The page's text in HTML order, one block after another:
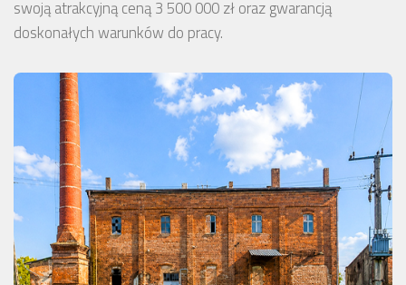
swoją atrakcyjną ceną 3 500 000 zł oraz gwarancją
doskonałych warunków do pracy.